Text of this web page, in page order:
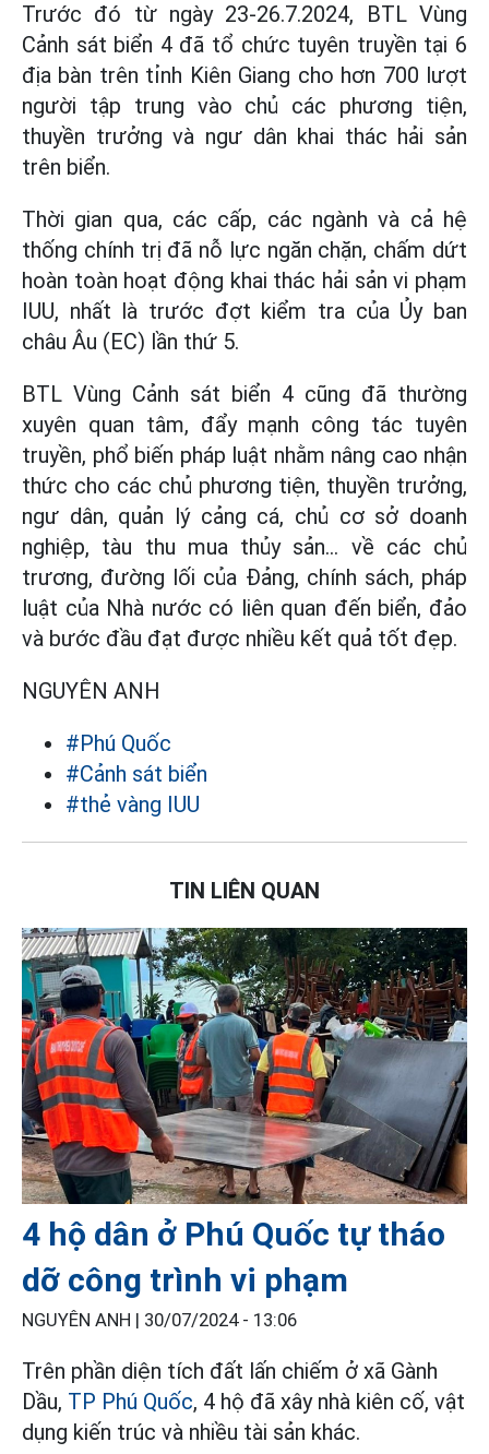
Trước đó từ ngày 23-26.7.2024, BTL Vùng
Cảnh sát biển 4 đã tổ chức tuyên truyền tại 6
địa bàn trên tỉnh Kiên Giang cho hơn 700 lượt
người tập trung vào chủ các phương tiện,
thuyền trưởng và ngư dân khai thác hải sản
trên biển.
Thời gian qua, các cấp, các ngành và cả hệ
thống chính trị đã nỗ lực ngăn chặn, chấm dứt
hoàn toàn hoạt động khai thác hải sản vi phạm
IUU, nhất là trước đợt kiểm tra của Ủy ban
châu Âu (EC) lần thứ 5.
BTL Vùng Cảnh sát biển 4 cũng đã thường
xuyên quan tâm, đẩy mạnh công tác tuyên
truyền, phổ biến pháp luật nhằm nâng cao nhận
thức cho các chủ phương tiện, thuyền trưởng,
ngư dân, quản lý cảng cá, chủ cơ sở doanh
nghiệp, tàu thu mua thủy sản… về các chủ
trương, đường lối của Đảng, chính sách, pháp
luật của Nhà nước có liên quan đến biển, đảo
và bước đầu đạt được nhiều kết quả tốt đẹp.
NGUYÊN ANH
#Phú Quốc
#Cảnh sát biển
#thẻ vàng IUU
TIN LIÊN QUAN
4 hộ dân ở Phú Quốc tự tháo
dỡ công trình vi phạm
NGUYÊN ANH | 30/07/2024 - 13:06
Trên phần diện tích đất lấn chiếm ở xã Gành
Dầu, TP Phú Quốc, 4 hộ đã xây nhà kiên cố, vật
dụng kiến trúc và nhiều tài sản khác.